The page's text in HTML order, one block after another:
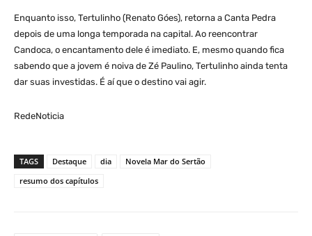
Enquanto isso, Tertulinho (Renato Góes), retorna a Canta Pedra
depois de uma longa temporada na capital. Ao reencontrar
Candoca, o encantamento dele é imediato. E, mesmo quando fica
sabendo que a jovem é noiva de Zé Paulino, Tertulinho ainda tenta
dar suas investidas. É aí que o destino vai agir.
RedeNoticia
TAGS Destaque dia
Novela Mar do Sertão
resumo dos capítulos